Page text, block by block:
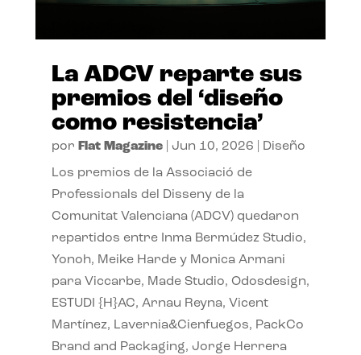
La ADCV reparte sus
premios del ‘diseño
como resistencia’
por Flat Magazine| Jun 10, 2026 Diseño
Los premios de la Associació de
Professionals del Disseny de la
Comunitat Valenciana (ADCV) quedaron
repartidos entre Inma Bermúdez Studio,
Yonoh, Meike Harde y Monica Armani
para Viccarbe, Made Studio, Odosdesign,
ESTUDI {H}AC, Arnau Reyna, Vicent
Martínez, Lavernia&Cienfuegos, PackCo
Brand and Packaging, Jorge Herrera